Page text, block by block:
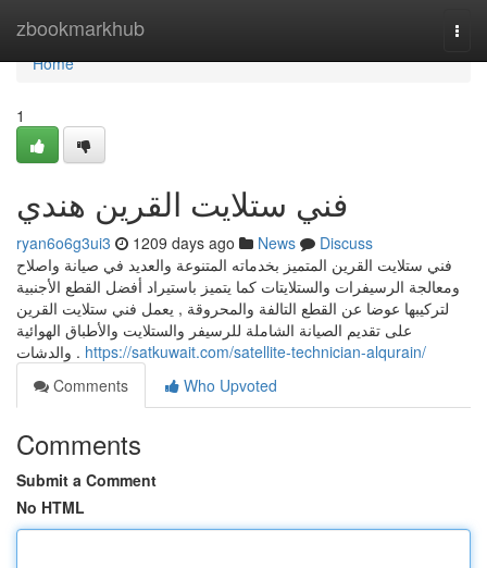
zbookmarkhub
Home
Home
1
فني ستلايت القرين هندي
ryan6o6g3ui3 1209 days ago News
Discuss
فني ستلايت القرين المتميز بخدماته المتنوعة والعديد في صيانة واصلاح
ومعالجة الرسيفرات والستلايتات كما يتميز باستيراد أفضل القطع الأجنبية
لتركيبها عوضا عن القطع التالفة والمحروقة , يعمل فني ستلايت القرين
على تقديم الصيانة الشاملة للرسيفر والستلايت والأطباق الهوائية
والدشات . https://satkuwait.com/satellite-technician-alqurain/
Comments
Who Upvoted
Comments
Submit a Comment
No HTML